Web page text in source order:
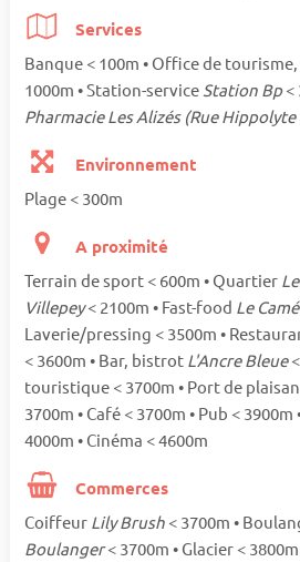
Services
Banque < 100m • Office de
1000m • Station-service Station Bp<
Pharmacie Les Alizés (Rue Hippolyte
Environnement
Plage < 300m
A proximité
Terrain de sport < 600m • Quartier
Villepey< 2100m • Fast-food Le
Laverie/pressing < 3500m •
< 3600m • Bar, bistrot L'Ancre Bleue
touristique < 3700m • Port de
3700m • Café < 3700m • Pub <
4000m • Cinéma < 4600m
Commerces
Coiffeur Lily Brush < 3700m •
Boulanger< 3700m • Glacier <